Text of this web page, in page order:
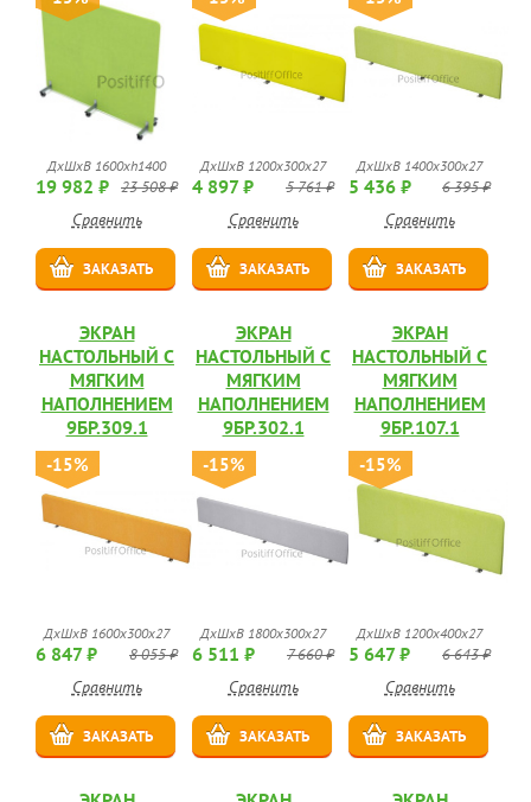
ДхШхВ 1600хh1400
19 982 ₽ 23 508 ₽
Сравнить
ЗАКАЗАТЬ
ДхШхВ 1200х300х27
4 897 ₽ 5 761 ₽
Сравнить
ЗАКАЗАТЬ
ДхШхВ 1400х300х27
5 436 ₽ 6 395 ₽
Сравнить
ЗАКАЗАТЬ
ЭКРАН
НАСТОЛЬНЫЙ С
МЯГКИМ
НАПОЛНЕНИЕМ
9БР.309.1
-15%
ДхШхВ 1600х300х27
6 847 ₽ 8 055 ₽
Сравнить
ЗАКАЗАТЬ
ЭКРАН
НАСТОЛЬНЫЙ С
МЯГКИМ
НАПОЛНЕНИЕМ
9БР.302.1
-15%
ДхШхВ 1800х300х27
6 511 ₽ 7 660 ₽
Сравнить
ЗАКАЗАТЬ
ЭКРАН
НАСТОЛЬНЫЙ С
МЯГКИМ
НАПОЛНЕНИЕМ
9БР.107.1
-15%
ДхШхВ 1200х400х27
5 647 ₽ 6 643 ₽
Сравнить
ЗАКАЗАТЬ